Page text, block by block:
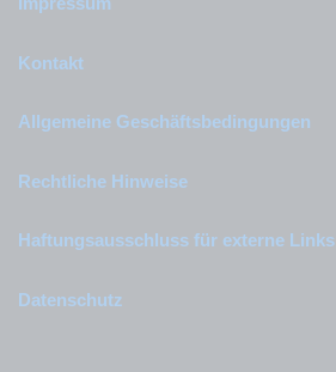
Kontakt
Allgemeine Geschäftsbedingungen
Rechtliche Hinweise
Haftungsausschluss für externe Links
Datenschutz